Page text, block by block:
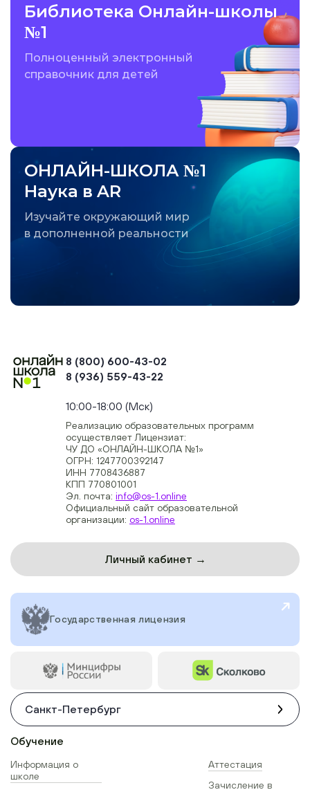
Библиотека Онлайн-школы
№1
Полноценный электронный
справочник для детей
ОНЛАЙН-ШКОЛА №1
Наука в AR
Изучайте окружающий мир
в дополненной реальности
8 (800) 600-43-02
8 (936) 559-43-22
10:00-18:00 (Мск)
Реализацию образовательных программ
осуществляет Лицензиат:
ЧУ ДО «ОНЛАЙН-ШКОЛА №1»
ОГРН: 1247700392147
ИНН 7708436887
КПП 770801001
Эл. почта: info@os-1.online
Официальный сайт образовательной
организации: os-1.online
Личный кабинет →
Государственная лицензия
Санкт-Петербург
Обучение
Информация о
школе
Аттестация
Зачисление в